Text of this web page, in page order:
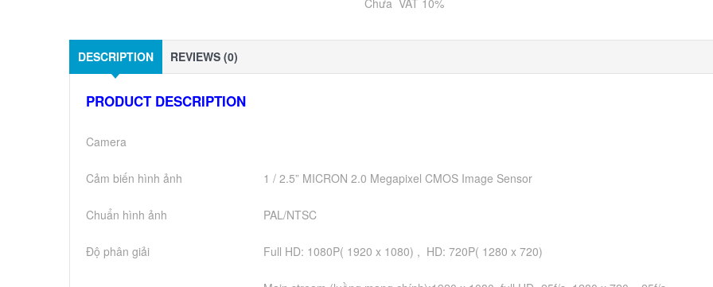
Chưa VAT 10%
DESCRIPTION REVIEWS (0)
PRODUCT DESCRIPTION
Camera
Cảm biến hình ảnh 1 / 2.5” MICRON 2.0 Megapixel CMOS Image Sensor
Chuẩn hình ảnh PAL/NTSC
Độ phân giải Full HD: 1080P( 1920 x 1080) , HD: 720P( 1280 x 720)